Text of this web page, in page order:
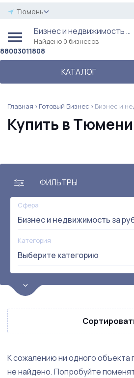
Тюмень
Бизнес и недвижимость за рубежом
Найдено 0 бизнесов
КАТАЛОГ
88003011808
Главная Готовый Бизнес Бизнес и
Купить в Тюмени
ФИЛЬТРЫ
Сфера
Бизнес и недвижимость за
Категория
Выберите категорию
Цена
от:
до:
Прибыль
К сожалению ни одного объекта
не найдено. Попробуйте